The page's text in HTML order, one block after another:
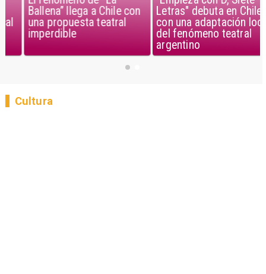
Ballena” llega a Chile con
una propuesta teatral
imperdible
Letras" debuta en Chile
con una adaptación local
del fenómeno teatral
argentino
Cultura